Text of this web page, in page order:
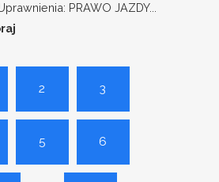
PRAWO JAZDY...
2 3
5 6